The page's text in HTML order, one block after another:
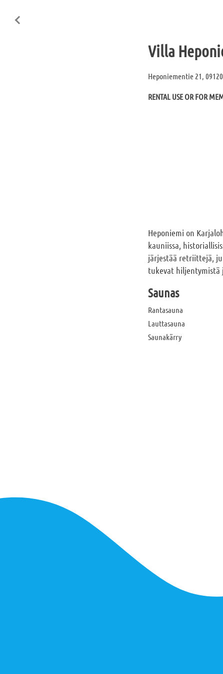
Villa
Heponiementie 21,
RENTAL USE OR FOR
Heponiemi on
kauniissa,
järjestää retriittejä,
tukevat hiljentymistä
Saunas
Rantasauna
Lauttasauna
Saunakärry